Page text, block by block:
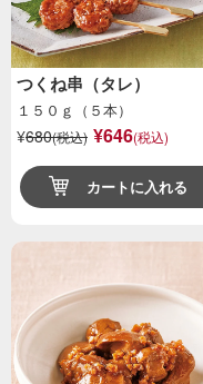
つくね串（タレ）
１５０ｇ（５本）
¥680(税込) ¥646(税込)
カートに入れる